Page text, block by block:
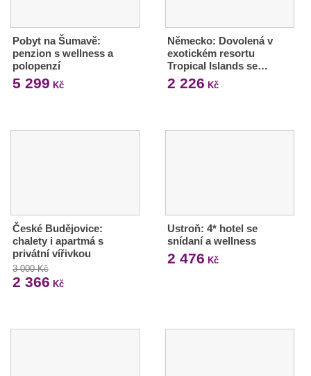
Pobyt na Šumavě:
penzion s wellness a
polopenzí
5 299 Kč
Německo: Dovolená v
exotickém resortu
Tropical Islands se…
2 226 Kč
České Budějovice:
chalety i apartmá s
privátní vířivkou
3 000 Kč
2 366 Kč
Ustroň: 4* hotel se
snídaní a wellness
2 476 Kč